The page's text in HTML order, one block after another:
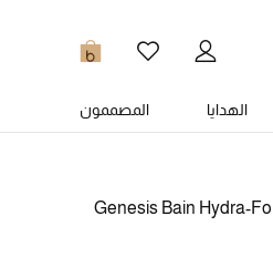
0
الهدايا المصممون
Genesis Bain Hydra-